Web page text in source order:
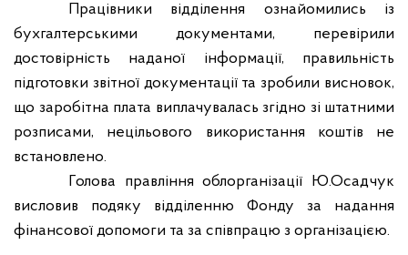
Працівники відділення ознайомились із
бухгалтерськими документами, перевірили
достовірність наданої інформації, правильність
підготовки звітної документації та зробили висновок,
що заробітна плата виплачувалась згідно зі штатними
розписами, нецільового використання коштів не
встановлено.
Голова правління облорганізації Ю.Осадчук
висловив подяку відділенню Фонду за надання
фінансової допомоги та за співпрацю з організацією.